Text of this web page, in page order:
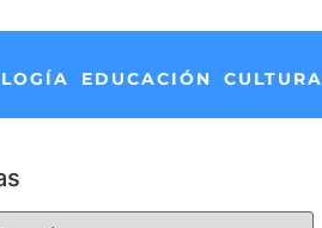
EDUCACIÓN CULTURA